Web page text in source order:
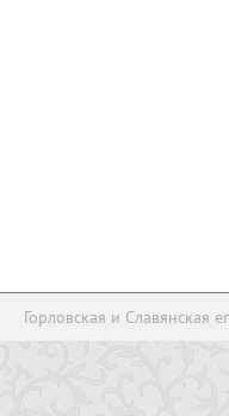
Горловская и Славянская